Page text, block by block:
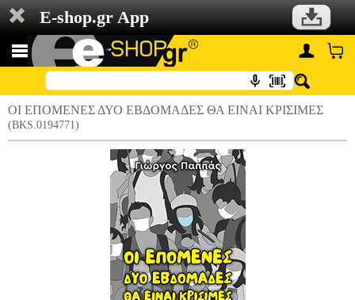
E-shop.gr App
ΟΙ ΕΠΟΜΕΝΕΣ ΔΥΟ ΕΒΔΟΜΑΔΕΣ ΘΑ ΕΙΝΑΙ ΚΡΙΣΙΜΕΣ
(BKS.0194771)